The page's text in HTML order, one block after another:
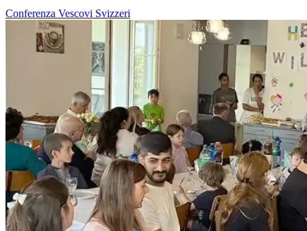
Conferenza Vescovi Svizzeri